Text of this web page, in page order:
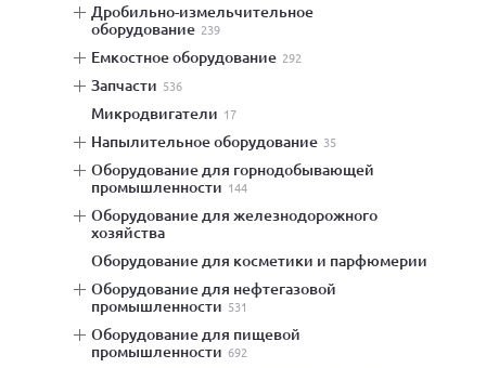
дробильно-измельчительное
оборудование 239
емкостное оборудование 292
запчасти 536
микродвигатели 17
напылительное оборудование 35
оборудование для горнодобывающей
промышленности 144
оборудование для железнодорожного
хозяйства
оборудование для косметики и парфюмерии
оборудование для нефтегазовой
промышленности 531
оборудование для пищевой
промышленности 692